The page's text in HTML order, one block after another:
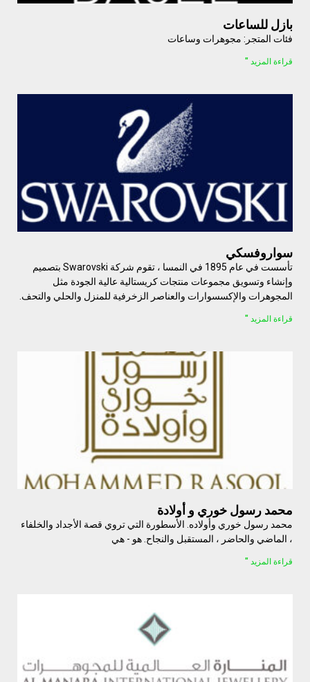
بازل للساعات
فئات المتجر: مجوهرات وساعات
قراءة المزيد "
سواروفسكي
تأسست في عام 1895 في النمسا ، تقوم شركة Swarovski بتصميم
وإنشاء وتسويق مجموعات منتجات كريستالية عالية الجودة مثل
المجوهرات والإكسسوارات والعناصر الزخرفية للمنزل والحلي والتحف.
قراءة المزيد "
محمد رسول خوري و أولادة
محمد رسول خوري وأولاده. الأسطورة التي تروي قصة الأجداد والخلفاء
، الماضي والحاضر ، المستقبل والنجاح. هو - هي
قراءة المزيد "